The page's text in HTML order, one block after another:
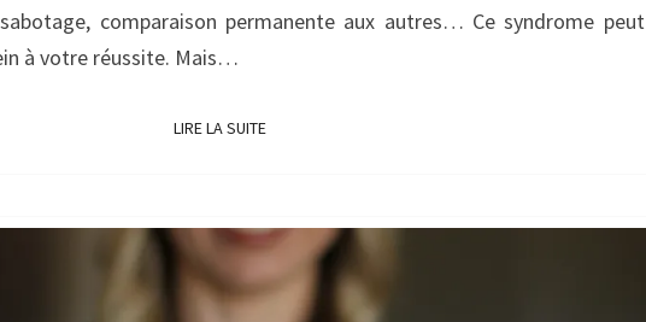
comparaison permanente aux autres… Ce syndrome peut
à votre réussite. Mais…
LIRE LA SUITELIRE LA SUITE